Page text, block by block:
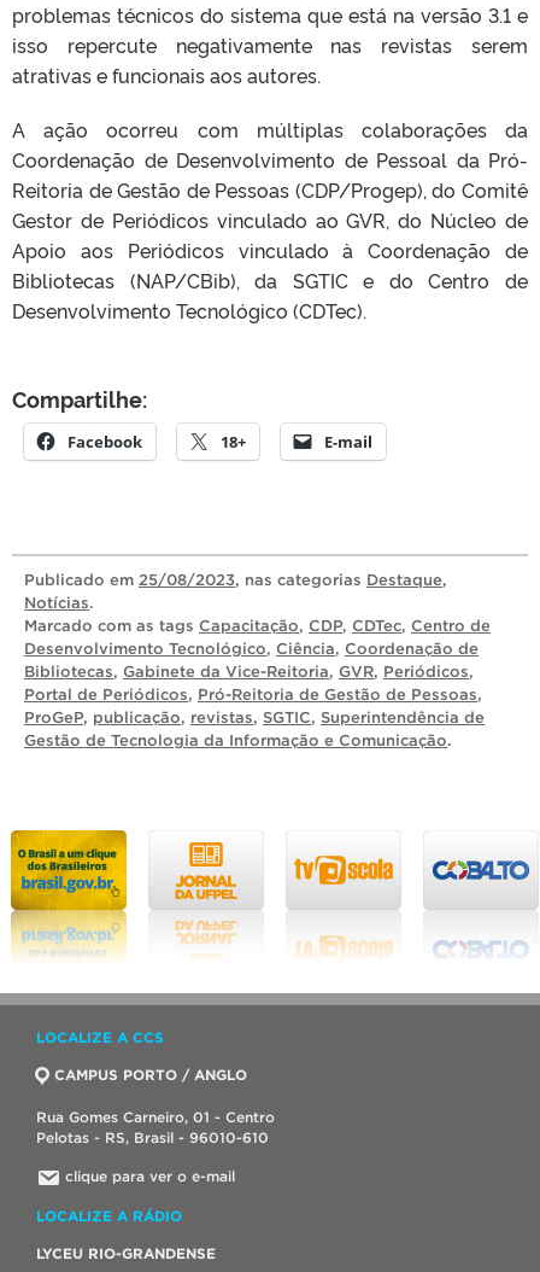
problemas técnicos do sistema que está na versão 3.1 e
isso repercute negativamente nas revistas serem
atrativas e funcionais aos autores.
A ação ocorreu com múltiplas colaborações da
Coordenação de Desenvolvimento de Pessoal da Pró-
Reitoria de Gestão de Pessoas (CDP/Progep), do Comitê
Gestor de Periódicos vinculado ao GVR, do Núcleo de
Apoio aos Periódicos vinculado à Coordenação de
Bibliotecas (NAP/CBib), da SGTIC e do Centro de
Desenvolvimento Tecnológico (CDTec).
Compartilhe:
Facebook 18+ E-mail
Publicado em 25/08/2023, nas categorias Destaque,
Notícias.
Marcado com as tags Capacitação, CDP, CDTec, Centro de
Desenvolvimento Tecnológico, Ciência, Coordenação de
Bibliotecas, Gabinete da Vice-Reitoria, GVR, Periódicos,
Portal de Periódicos, Pró-Reitoria de Gestão de Pessoas,
ProGeP, publicação, revistas, SGTIC, Superintendência de
Gestão de Tecnologia da Informação e Comunicação.
LOCALIZE A CCS
CAMPUS PORTO / ANGLO
Rua Gomes Carneiro, 01 - Centro
Pelotas - RS, Brasil - 96010-610
clique para ver o e-mail
LOCALIZE A RÁDIO
LYCEU RIO-GRANDENSE